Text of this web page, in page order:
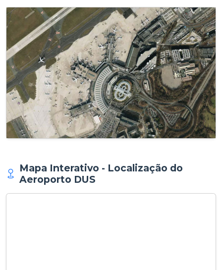
Mapa Interativo - Localização do
Aeroporto DUS